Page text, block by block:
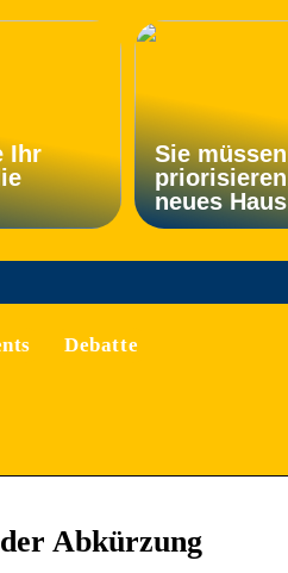
Ihr
Sie
neues
Debatte
Abkürzung